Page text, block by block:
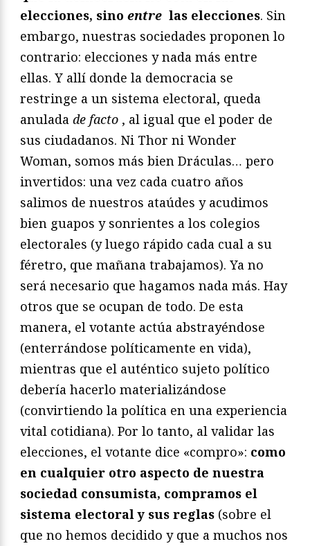
elecciones, sino entre las elecciones. Sin
embargo, nuestras sociedades proponen lo
contrario: elecciones y nada más entre
ellas. Y allí donde la democracia se
restringe a un sistema electoral, queda
anulada de facto , al igual que el poder de
sus ciudadanos. Ni Thor ni Wonder
Woman, somos más bien Dráculas… pero
invertidos: una vez cada cuatro años
salimos de nuestros ataúdes y acudimos
bien guapos y sonrientes a los colegios
electorales (y luego rápido cada cual a su
féretro, que mañana trabajamos). Ya no
será necesario que hagamos nada más. Hay
otros que se ocupan de todo. De esta
manera, el votante actúa abstrayéndose
(enterrándose políticamente en vida),
mientras que el auténtico sujeto político
debería hacerlo materializándose
(convirtiendo la política en una experiencia
vital cotidiana). Por lo tanto, al validar las
elecciones, el votante dice «compro»: como
en cualquier otro aspecto de nuestra
sociedad consumista, compramos el
sistema electoral y sus reglas (sobre el
que no hemos decidido y que a muchos nos